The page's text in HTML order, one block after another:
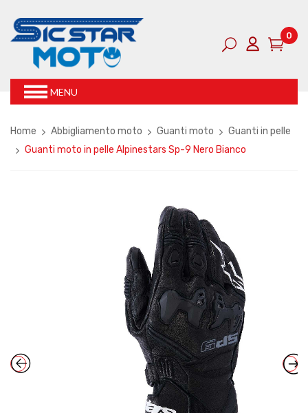
0
MENU
Home Abbigliamento moto Guanti moto
Guanti in pelle
Guanti moto in pelle Alpinestars Sp-9 Nero Bianco